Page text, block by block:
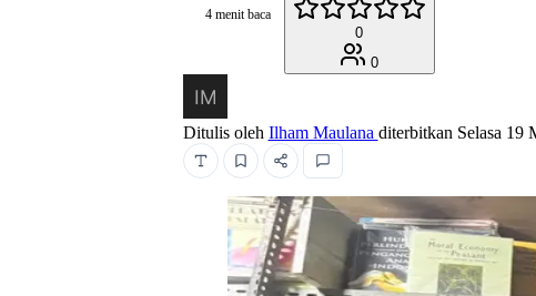
4 menit baca
0
0
Ditulis oleh Ilham Maulana diterbitkan Selasa 19